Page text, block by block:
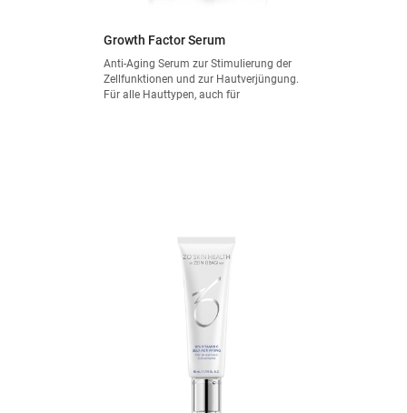
Growth Factor Serum
Anti-Aging Serum zur Stimulierung der
Zellfunktionen und zur Hautverjüngung.
Für alle Hauttypen, auch für